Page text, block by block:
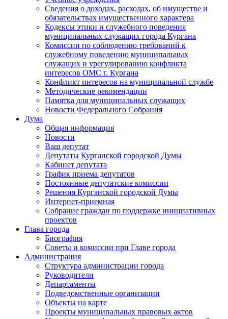
Сведения о доходах, расходах, об имуществе и
обязательствах имущественного характера
Кодексы этики и служебного поведения
муниципальных служащих города Кургана
Комиссии по соблюдению требований к
служебному поведению муниципальных
служащих и урегулированию конфликта
интересов ОМС г. Кургана
Конфликт интересов на муниципальной службе
Методические рекомендации
Памятка для муниципальных служащих
Новости Федерального Cобрания
Дума
Общая информация
Новости
Ваш депутат
Депутаты Курганской городской Думы
Кабинет депутата
График приема депутатов
Постоянные депутатские комиссии
Решения Курганской городской Думы
Интернет-приемная
Собрание граждан по поддержке инициативных
проектов
Глава города
Биография
Советы и комиссии при Главе города
Администрация
Структура администрации города
Руководители
Департаменты
Подведомственные организации
Объекты на карте
Проекты муниципальных правовых актов